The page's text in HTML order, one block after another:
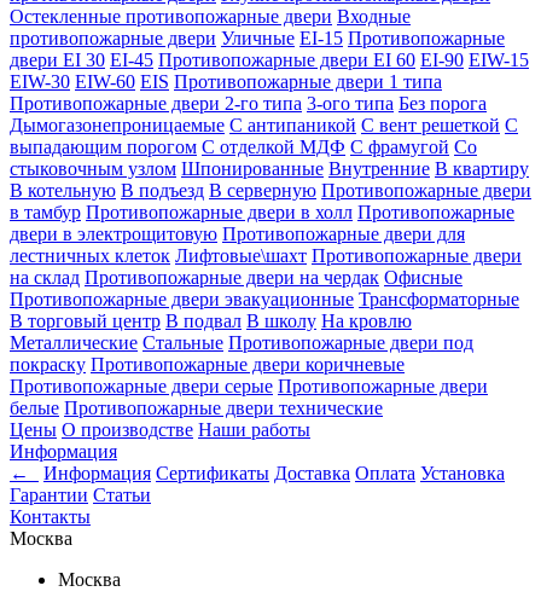
Остекленные противопожарные двери Входные
противопожарные двери Уличные EI-15 Противопожарные
двери EI 30 EI-45 Противопожарные двери EI 60 EI-90 EIW-15
EIW-30 EIW-60 EIS Противопожарные двери 1 типа
Противопожарные двери 2-го типа 3-ого типа Без порога
Дымогазонепроницаемые С антипаникой С вент решеткой С
выпадающим порогом С отделкой МДФ С фрамугой Со
стыковочным узлом Шпонированные Внутренние В квартиру
В котельную В подъезд В серверную Противопожарные двери
в тамбур Противопожарные двери в холл Противопожарные
двери в электрощитовую Противопожарные двери для
лестничных клеток Лифтовые\шахт Противопожарные двери
на склад Противопожарные двери на чердак Офисные
Противопожарные двери эвакуационные Трансформаторные
В торговый центр В подвал В школу На кровлю
Металлические Стальные Противопожарные двери под
покраску Противопожарные двери коричневые
Противопожарные двери серые Противопожарные двери
белые Противопожарные двери технические
Цены О производстве Наши работы
Информация
←
Информация Сертификаты Доставка Оплата Установка
Гарантии Статьи
Контакты
Москва
Москва